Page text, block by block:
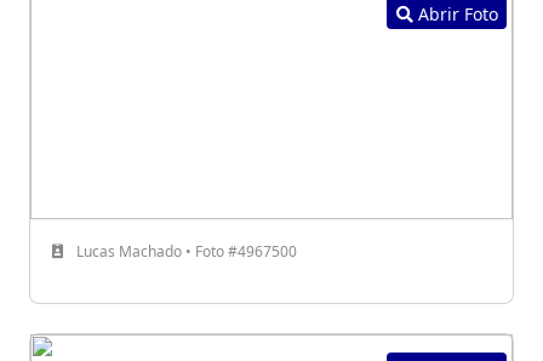
Abrir Foto
Lucas Machado • Foto #4967500